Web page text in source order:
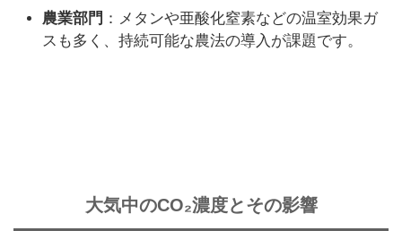
農業部門 ：メタンや亜酸化窒素などの温室効果ガ
スも多く、持続可能な農法の導入が課題です。
大気中のCO₂濃度とその影響